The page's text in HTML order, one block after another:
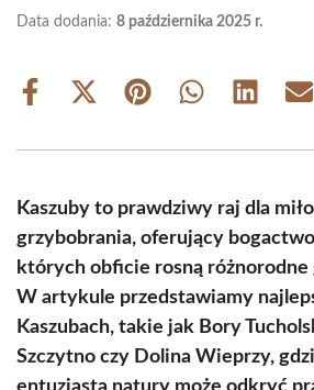
Data dodania: 8 października 2025 r.
Share
Share
(Twitter)
Share Share Share
Kaszuby to prawdziwy raj dla
grzybobrania, oferujący
których obficie rosną
W artykule przedstawiamy
Kaszubach, takie jak Bory
Szczytno czy Dolina Wieprzy,